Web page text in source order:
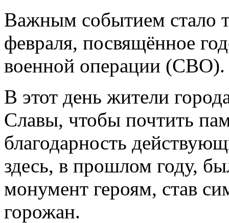
Важным событием стало
февраля, посвящённое
военной операции (СВО).
В этот день жители
Славы, чтобы почтить
благодарность
здесь, в прошлом году,
монумент героям, став
горожан.